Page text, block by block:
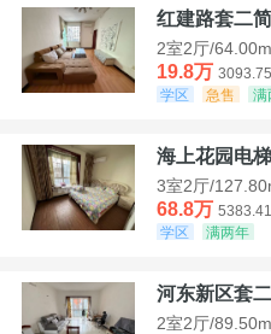
红建路套二
2室2厅/
19.8万
学区
急售 满
海上花园电
3室2厅/
68.8万
学区
满两年
河东新区套
2室2厅/